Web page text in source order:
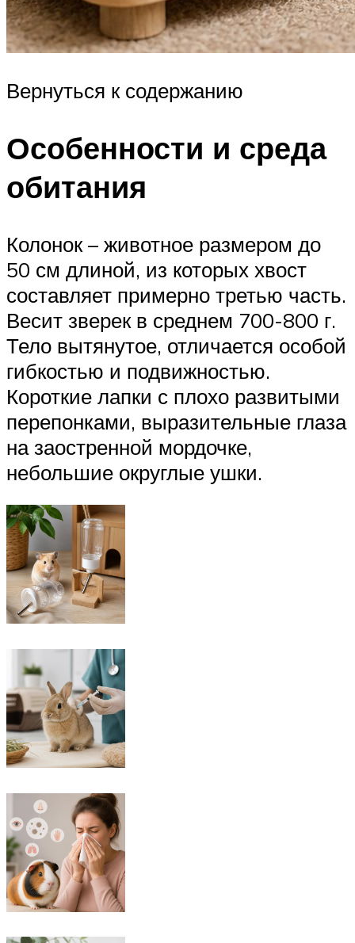
Вернуться к содержанию
Особенности и среда
обитания
Колонок – животное размером до
50 см длиной, из которых хвост
составляет примерно третью часть.
Весит зверек в среднем 700-800 г.
Тело вытянутое, отличается особой
гибкостью и подвижностью.
Короткие лапки с плохо развитыми
перепонками, выразительные глаза
на заостренной мордочке,
небольшие округлые ушки.